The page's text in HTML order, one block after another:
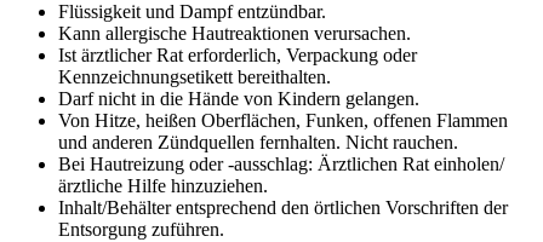
Flüssigkeit und Dampf entzündbar.
Kann allergische Hautreaktionen verursachen.
Ist ärztlicher Rat erforderlich, Verpackung oder
Kennzeichnungsetikett bereithalten.
Darf nicht in die Hände von Kindern gelangen.
Von Hitze, heißen Oberflächen, Funken, offenen Flammen
und anderen Zündquellen fernhalten. Nicht rauchen.
Bei Hautreizung oder -ausschlag: Ärztlichen Rat einholen/
ärztliche Hilfe hinzuziehen.
Inhalt/Behälter entsprechend den örtlichen Vorschriften der
Entsorgung zuführen.